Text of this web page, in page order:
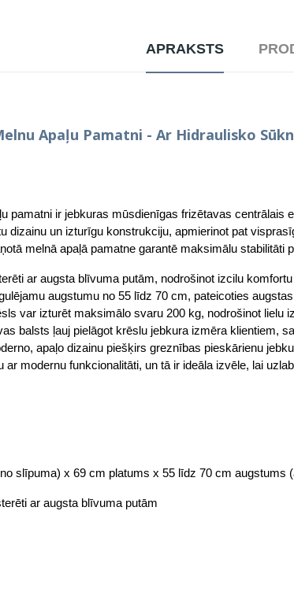
APRAKSTS
Apaļu Pamatni - Ar Hidraulisko
pamatni ir jebkuras mūsdienīgas frizētavas
dizainu un izturīgu konstrukciju, apmierinot pat
melnā apaļā pamatne garantē maksimālu stabilitāti
ar augsta blīvuma putām, nodrošinot izcilu
augstumu no 55 līdz 70 cm, pateicoties
var izturēt maksimālo svaru 200 kg, nodrošinot
balsts ļauj pielāgot krēslu jebkura izmēra klientiem,
apaļo dizainu piešķirs greznības pieskārienu
modernu funkcionalitāti, un tā ir ideāla izvēle, lai
slīpuma) x 69 cm platums x 55 līdz 70 cm augstums
ar augsta blīvuma putām